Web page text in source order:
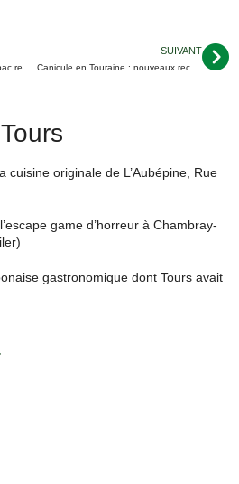
SUIVANT
Canicule en Touraine : nouveaux records de températures, situation assouplie dans les écoles de Tours
cuisine originale de L’Aubépine, Rue
game d’horreur à Chambray-
gastronomique dont Tours avait